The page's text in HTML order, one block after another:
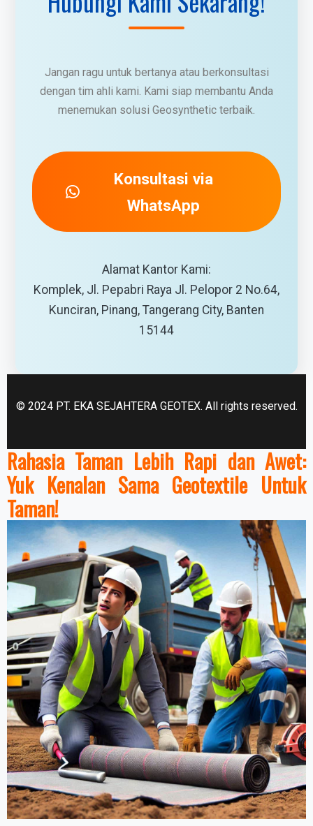
Jangan ragu untuk bertanya atau berkonsultasi
dengan tim ahli kami. Kami siap membantu Anda
menemukan solusi Geosynthetic terbaik.
Konsultasi via
WhatsApp
Alamat Kantor Kami:
Komplek, Jl. Pepabri Raya Jl. Pelopor 2 No.64,
Kunciran, Pinang, Tangerang City, Banten
15144
© 2024 PT. EKA SEJAHTERA GEOTEX. All rights reserved.
Rahasia Taman Lebih Rapi dan Awet:
Yuk Kenalan Sama Geotextile Untuk
Taman!